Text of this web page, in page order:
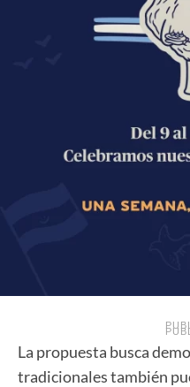
La propuesta busca
tradicionales también